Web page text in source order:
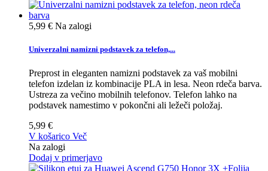
5,99 € Na zalogi
Univerzalni namizni podstavek za telefon,...
Preprost in eleganten namizni podstavek za vaš mobilni
telefon izdelan iz kombinacije PLA in lesa. Neon rdeča barva.
Ustreza za večino mobilnih telefonov. Telefon lahko na
podstavek namestimo v pokončni ali ležeči položaj.
5,99 €
V košarico Več
Na zalogi
Dodaj v primerjavo